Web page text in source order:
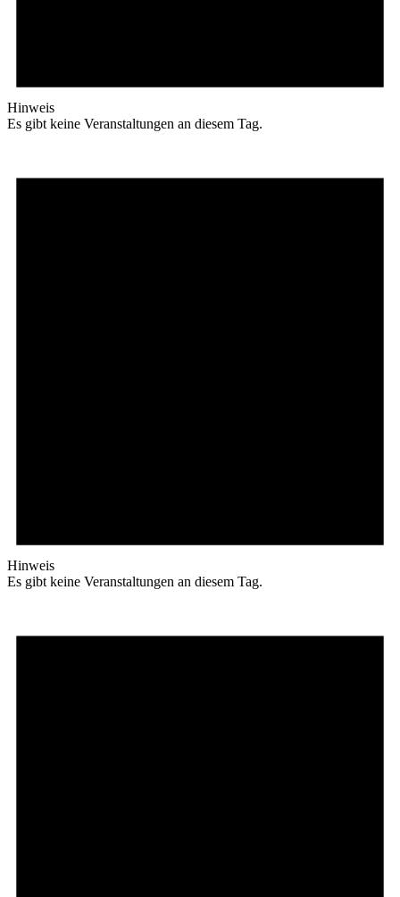
Hinweis
Es gibt keine Veranstaltungen an diesem Tag.
Hinweis
Es gibt keine Veranstaltungen an diesem Tag.